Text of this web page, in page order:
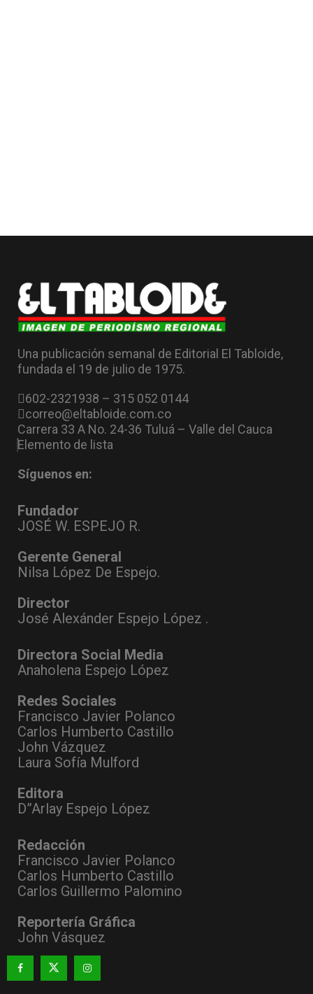
Una publicación semanal de Editorial El Tabloide,
fundada el 19 de julio de 1975.
602-2321938 – 315 052 0144
correo@eltabloide.com.co
Carrera 33 A No. 24-36 Tuluá – Valle del Cauca
Elemento de lista
Síguenos en:
Fundador
JOSÉ W. ESPEJO R.
Gerente General
Nilsa López De Espejo.
Director
José Alexánder Espejo López .
Directora Social Media
Anaholena Espejo López
Redes Sociales
Francisco Javier Polanco
Carlos Humberto Castillo
John Vázquez
Laura Sofía Mulford
Editora
D”Arlay Espejo López
Redacción
Francisco Javier Polanco
Carlos Humberto Castillo
Carlos Guillermo Palomino
Reportería Gráfica
John Vásquez